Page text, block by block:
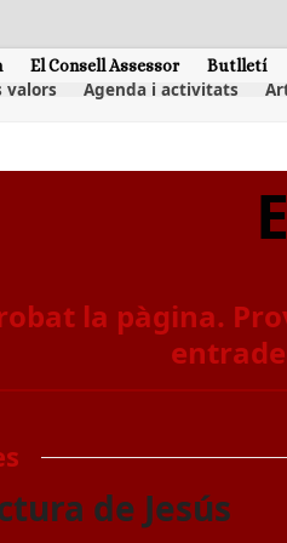
El Consell Assessor Butlletí
valors Agenda i activitats
la pàgina.
de Jesús